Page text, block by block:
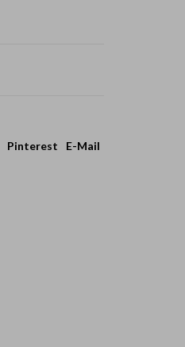
Pinterest E-Mail